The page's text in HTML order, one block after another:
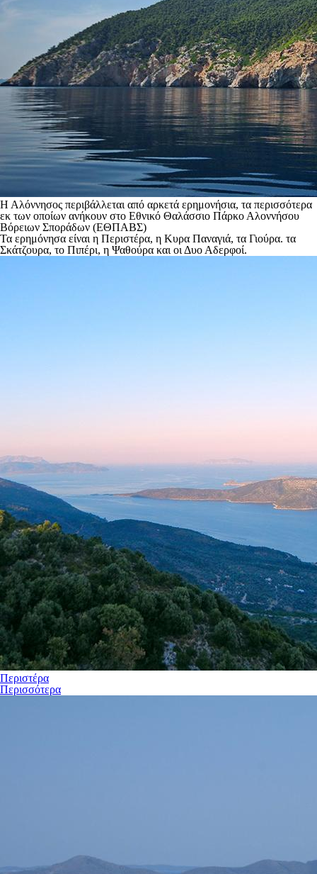
Η Αλόννησος περιβάλλεται από αρκετά ερημονήσια, τα περισσότερα
εκ των οποίων ανήκουν στο Εθνικό Θαλάσσιο Πάρκο Αλοννήσου
Βόρειων Σποράδων (ΕΘΠΑΒΣ)
Τα ερημόνησα είναι η Περιστέρα, η Κυρα Παναγιά, τα Γιούρα. τα
Σκάτζουρα, το Πιπέρι, η Ψαθούρα και οι Δυο Αδερφοί.
Περιστέρα
Περισσότερα